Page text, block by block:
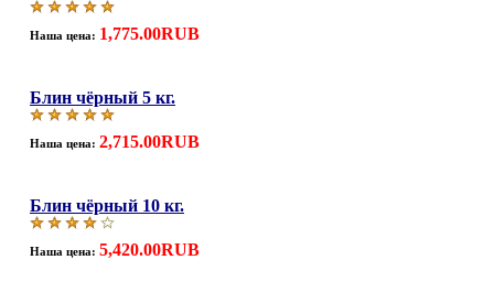
Наша цена: 1,775.00RUB
Блин чёрный 5 кг.
Наша цена: 2,715.00RUB
Блин чёрный 10 кг.
Наша цена: 5,420.00RUB